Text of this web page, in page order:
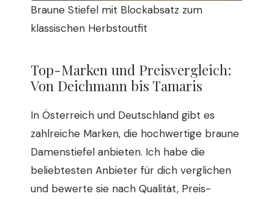
Braune Stiefel mit Blockabsatz zum
klassischen Herbstoutfit
Top-Marken und Preisvergleich:
Von Deichmann bis Tamaris
In Österreich und Deutschland gibt es
zahlreiche Marken, die hochwertige braune
Damenstiefel anbieten. Ich habe die
beliebtesten Anbieter für dich verglichen
und bewerte sie nach Qualität, Preis-